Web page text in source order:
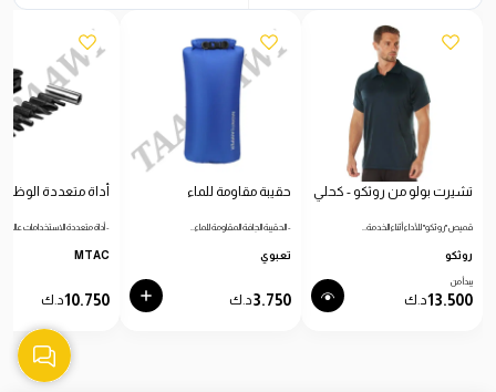
تشيرت بولو من روثكو - كحلي
قميص "روثكو" للأداء أثناء الخدمة…
روثكو
يبدأ من
13.500د.ك
حقيبة مقاومة للماء
- الحقيبة الجافة المقاومة للماء…
تعبوي
3.750د.ك
أداة متعددة
- أداة متعددة الاستخدامات عالية…
MTAC
10.750د.ك